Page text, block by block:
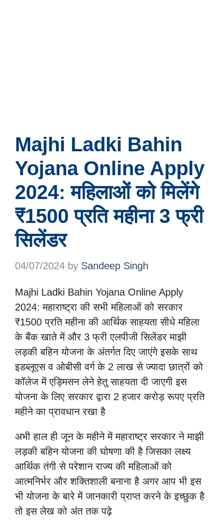
Majhi Ladki Bahin
Yojana Online Apply
2024: महिलाओं को मिलेंगे
₹1500 प्रति महीना 3 फ्री
सिलेंडर
04/07/2024 by Sandeep Singh
Majhi Ladki Bahin Yojana Online Apply
2024: महाराष्ट्रा की सभी महिलाओं को सरकार
₹1500 प्रति महीना की आर्थिक साहयता सीधे महिला
के बैंक खाते में और 3 फ्री एलपीजी सिलेंडर माझी
लड़की बहिन योजना के अंतर्गत दिए जाएंगे इसके साथ
इडब्लूएस व ओबीसी वर्ग के 2 लाख से ज्यादा छात्रों को
कॉलेज में एड्मिसन लेने हेतु साहयता दी जाएगी इस
योजना के लिए सरकार द्वारा 2 हजार करोड़ रूपए प्रति
महीने का प्रावधान रखा है
अभी हाल ही जून के महीने में महाराष्ट्र सरकार ने माझी
लड़की बहिन योजना की घोषणा की है जिसका लक्ष्य
आर्थिक तंगी से परेशान राज्य की महिलाओं को
आत्मनिर्भर और शक्तिशाली बनाना है अगर आप भी इस
भी योजना के बारे में जानकारी प्राप्त करने के इच्छुक है
तो इस लेख को अंत तक पढ़े